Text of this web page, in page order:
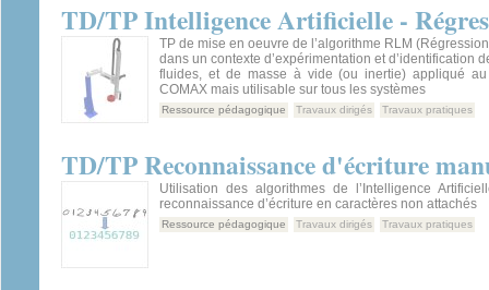
TD/TP Intelligence Artificielle -
TP de mise en oeuvre de l’algorithme RLM
dans un contexte d’expérimentation et d’identification
fluides, et de masse à vide (ou inertie) appliqué
COMAX mais utilisable sur tous les systèmes
Ressource pédagogique Travaux dirigés Travaux pratiques
TD/TP Reconnaissance d'écriture
Utilisation des algorithmes de l’Intelligence
reconnaissance d’écriture en caractères non attachés
Ressource pédagogique Travaux dirigés Travaux pratiques